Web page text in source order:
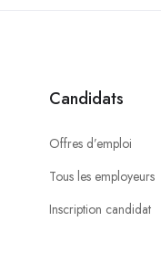
Candidats
Offres d’emploi
Tous les employeurs
Inscription candidat